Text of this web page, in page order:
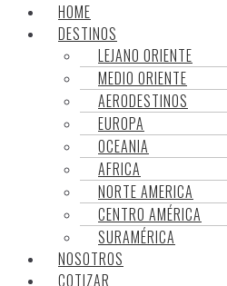
HOME
DESTINOS
LEJANO ORIENTE
MEDIO ORIENTE
AERODESTINOS
EUROPA
OCEANIA
AFRICA
NORTE AMERICA
CENTRO AMÉRICA
SURAMÉRICA
NOSOTROS
COTIZAR